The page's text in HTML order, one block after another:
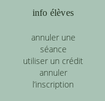
info élèves
annuler une
séance
utiliser un crédit
annuler
l’inscription